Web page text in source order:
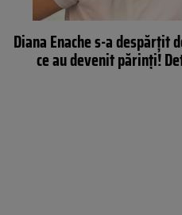
Diana Enache s-a despărțit
ce au devenit părinți!